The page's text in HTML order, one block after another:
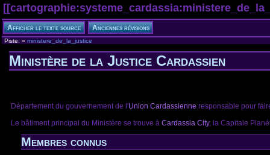
[[
Piste: » ministere_de_la_justice
Ministère de la Justice Cardassien
Département du gouvernement de l'Union Cardassienne responsable pour
Le bâtiment principal du Ministère se trouve à Cardassia City, la Capitale
Membres connus